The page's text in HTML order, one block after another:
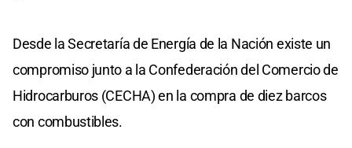
Desde la Secretaría de Energía de la Nación existe un
compromiso junto a la Confederación del Comercio de
Hidrocarburos (CECHA) en la compra de diez barcos
con combustibles.